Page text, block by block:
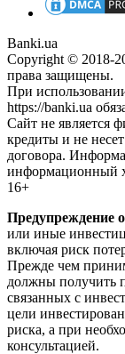
Banki.ua
Copyright © 2018-
права защищены.
При
https://banki.ua
Сайт не является
кредиты и не
договора.
информационный
16+
Предупреждение
или иные
включая риск
Прежде чем
должны получить
связанных с
цели
риска, а при
консультацией.